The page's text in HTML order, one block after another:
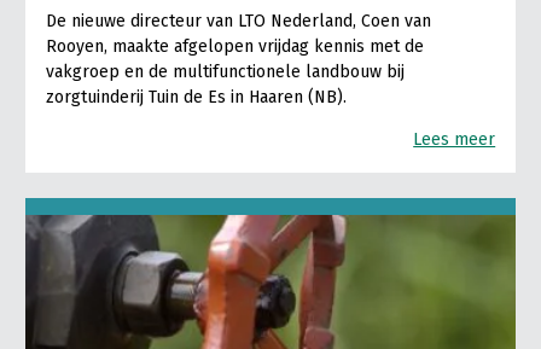
De nieuwe directeur van LTO Nederland, Coen van
Rooyen, maakte afgelopen vrijdag kennis met de
vakgroep en de multifunctionele landbouw bij
zorgtuinderij Tuin de Es in Haaren (NB).
Lees meer